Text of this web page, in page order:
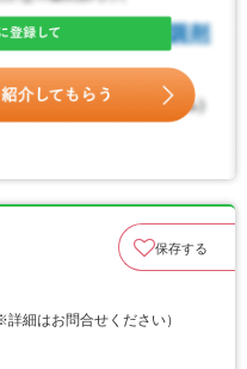
保存する
細はお問合せください）